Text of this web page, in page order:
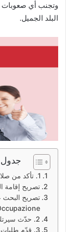
وتجنب أي صعوبات
البلد الجميل.
جدول
1. تأكد من صلاحية مستنداتك كأجنبي
تصريح إقامة
2. حدّث سيرتك الذاتية وحسابك على LinkedIn
3. قدّم طلبات توظيف كثيرة وبشكل منظم